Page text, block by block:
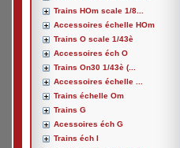
Trains HOm scale 1/8...
Accessoires échelle HOm
Trains O scale 1/43è
Accessoires éch O
Trains On30 1/43è (...
Accessoires échelle ...
Trains échelle Om
Trains G
Acessoires éch G
Trains éch I